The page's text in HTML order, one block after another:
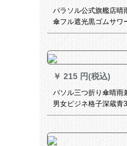
パラソル公式旗艦店晴
傘フル遮光黒ゴムサワ
つ折り印紙サーンシェ
￥ 215 円(税込)
パソル三つ折り傘晴雨
男女ビジネ格子深蔵青